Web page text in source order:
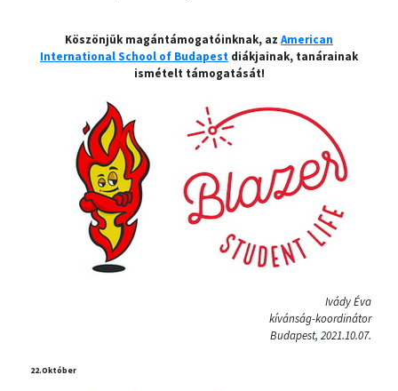
Köszönjük magántámogatóinknak, az American
International School of Budapest diákjainak, tanárainak
ismételt támogatását!
Ivády Éva
kívánság-koordinátor
Budapest, 2021.10.07.
22.Október